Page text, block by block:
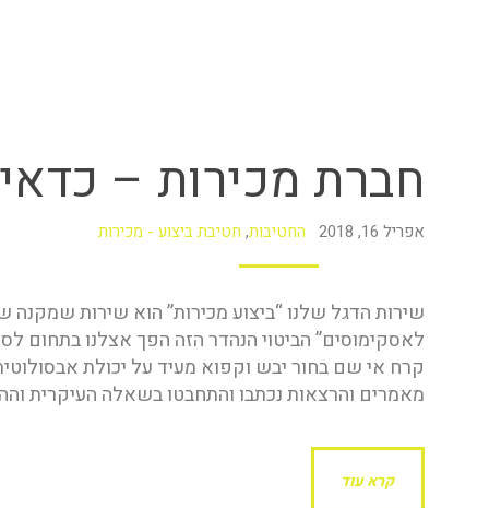
חברת מכירות –
אפריל 16, 2018 החטיבות, חטיבת ביצוע - מכירות
שירות הדגל שלנו “ביצוע מכירות” הוא שירות
לאסקימוסים” הביטוי הנהדר הזה הפך אצלנו
קרח אי שם בחור יבש וקפוא מעיד על יכולת
מאמרים והרצאות נכתבו והתחבטו בשאלה העיקרית
קרא עוד